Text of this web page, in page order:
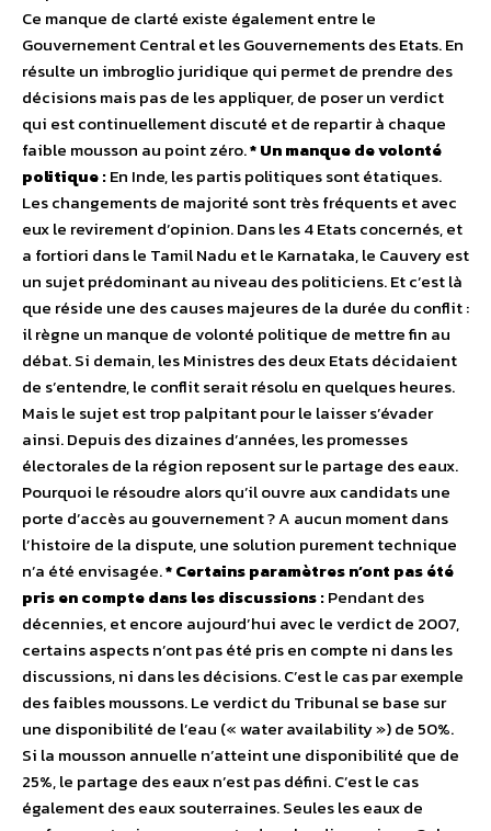
Ce manque de clarté existe également entre le
Gouvernement Central et les Gouvernements des Etats. En
résulte un imbroglio juridique qui permet de prendre des
décisions mais pas de les appliquer, de poser un verdict
qui est continuellement discuté et de repartir à chaque
faible mousson au point zéro.* Un manque de volonté
politique :En Inde, les partis politiques sont étatiques.
Les changements de majorité sont très fréquents et avec
eux le revirement d’opinion. Dans les 4 Etats concernés, et
a fortiori dans le Tamil Nadu et le Karnataka, le Cauvery est
un sujet prédominant au niveau des politiciens. Et c’est là
que réside une des causes majeures de la durée du conflit :
il règne un manque de volonté politique de mettre fin au
débat. Si demain, les Ministres des deux Etats décidaient
de s’entendre, le conflit serait résolu en quelques heures.
Mais le sujet est trop palpitant pour le laisser s’évader
ainsi. Depuis des dizaines d’années, les promesses
électorales de la région reposent sur le partage des eaux.
Pourquoi le résoudre alors qu’il ouvre aux candidats une
porte d’accès au gouvernement ? A aucun moment dans
l’histoire de la dispute, une solution purement technique
n’a été envisagée.* Certains paramètres n’ont pas été
pris en compte dans les discussions :Pendant des
décennies, et encore aujourd’hui avec le verdict de 2007,
certains aspects n’ont pas été pris en compte ni dans les
discussions, ni dans les décisions. C’est le cas par exemple
des faibles moussons. Le verdict du Tribunal se base sur
une disponibilité de l’eau (« water availability ») de 50%.
Si la mousson annuelle n’atteint une disponibilité que de
25%, le partage des eaux n’est pas défini. C’est le cas
également des eaux souterraines. Seules les eaux de